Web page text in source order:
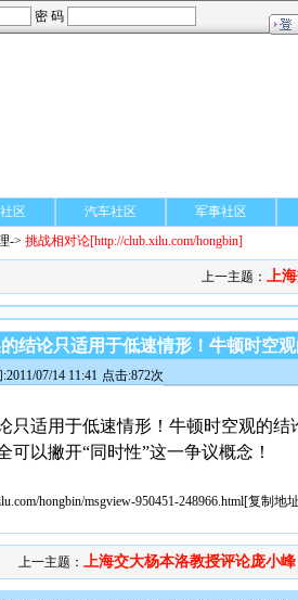
区 汽车社区
军事社区
->挑战相对论[http://club.xilu.com/hongbin]
上一主题：上
结论只适用于低速情形！牛顿时空
07/14 11:41 点击:872次
只适用于低速情形！牛顿时空观的
可以撇开“同时性”这一争议概念！
hongbin/msgview-950451-248966.html[复制地
上一主题： 上海交大杨本洛教授评论庞小峰